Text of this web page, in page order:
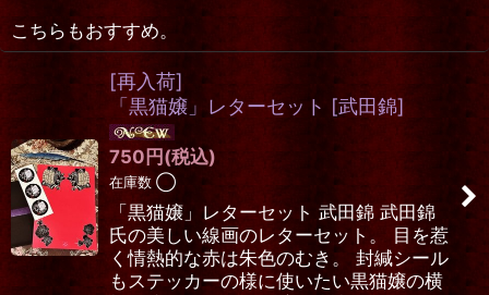
こちらもおすすめ。
[再入荷]
「黒猫嬢」レターセット [武田錦]
750 円 (税込)
在庫数 ◯
「黒猫嬢」レターセット 武田錦 武田錦
氏の美しい線画のレターセット。 目を惹
く情熱的な赤は朱色のむき。 封緘シール
もステッカーの様に使いたい黒猫嬢の横